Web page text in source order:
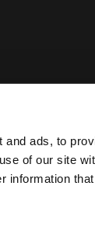
ads, to
of our site
Política